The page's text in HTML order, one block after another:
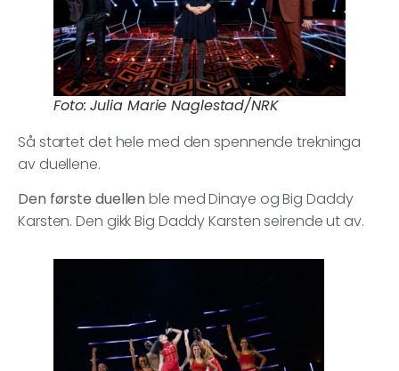
Foto: Julia Marie Naglestad/NRK
Så startet det hele med den spennende trekninga
av duellene.
Den første duellenble med Dinaye og Big Daddy
Karsten. Den gikk Big Daddy Karsten seirende ut av.